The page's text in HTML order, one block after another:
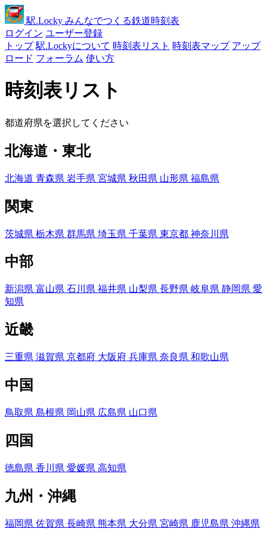
駅.Locky みんなでつくる鉄道時刻表
ログイン ユーザー登録
トップ 駅.Lockyについて 時刻表リスト 時刻表マップ アップ
ロード フォーラム 使い方
時刻表リスト
都道府県を選択してください
北海道・東北
北海道 青森県 岩手県 宮城県 秋田県 山形県 福島県
関東
茨城県 栃木県 群馬県 埼玉県 千葉県 東京都 神奈川県
中部
新潟県 富山県 石川県 福井県 山梨県 長野県 岐阜県 静岡県 愛
知県
近畿
三重県 滋賀県 京都府 大阪府 兵庫県 奈良県 和歌山県
中国
鳥取県 島根県 岡山県 広島県 山口県
四国
徳島県 香川県 愛媛県 高知県
九州・沖縄
福岡県 佐賀県 長崎県 熊本県 大分県 宮崎県 鹿児島県 沖縄県